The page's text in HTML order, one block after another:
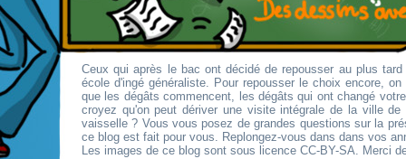
Ceux qui après le bac ont décidé de repousser au plus
école d'ingé généraliste. Pour repousser le choix encore,
que les dégâts commencent, les dégâts qui ont changé
croyez qu'on peut dériver une visite intégrale de la ville
vaisselle ? Vous vous posez de grandes questions sur la
ce blog est fait pour vous. Replongez-vous dans dans vos
Les images de ce blog sont sous licence CC-BY-SA. Merci